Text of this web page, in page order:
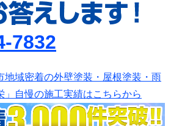
7832
地域密着の外壁塗装・屋根塗装・雨
」自慢の施工実績はこちらから